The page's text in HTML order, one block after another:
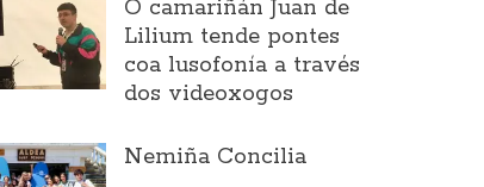
O camariñán Juan de
Lilium tende pontes
coa lusofonía a través
dos videoxogos
Nemiña Concilia